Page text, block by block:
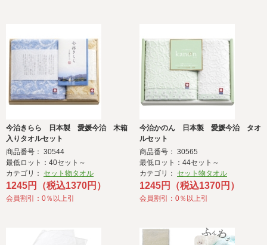
今治きらら 日本製 愛媛今治 木箱
入りタオルセット
商品番号： 30544
最低ロット：40セット～
カテゴリ： セット物タオル
1245円（税込1370円）
会員割引：0％以上引
今治かのん 日本製 愛媛今治 タオ
ルセット
商品番号： 30565
最低ロット：44セット～
カテゴリ： セット物タオル
1245円（税込1370円）
会員割引：0％以上引